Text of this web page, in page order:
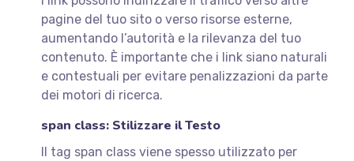
pagine del tuo sito o verso risorse esterne,
aumentando l’autorità e la rilevanza del tuo
contenuto. È importante che i link siano naturali
e contestuali per evitare penalizzazioni da parte
dei motori di ricerca.
span class: Stilizzare il Testo
Il tag span class viene spesso utilizzato per